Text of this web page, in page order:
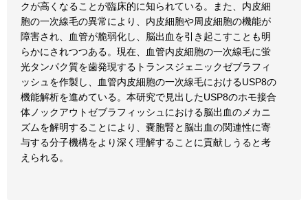
クが高くなることが臨床的に知られている。また、内皮細
胞の一次線毛の異常により、内皮細胞や周皮細胞の機能が
障害され、血管が脆弱化し、脳出血を引き起こすことも明
らかにされつつある。現在、血管内皮細胞の一次線毛に蛍
光タンパク質を歯発現するトランスジェニックゼブラフィ
ッシュを作製し、血管内皮細胞の一次線毛におけるUSP8の
機能解析を進めている。本研究で見出したUSP8のホモ接合
体ノックアウトゼブラフィッシュにおける脳出血のメカニ
ズムを解明することにより、嚢胞腎と脳出血の関連性に寄
与する分子機構をより深く理解することに貢献しうると考
えられる。